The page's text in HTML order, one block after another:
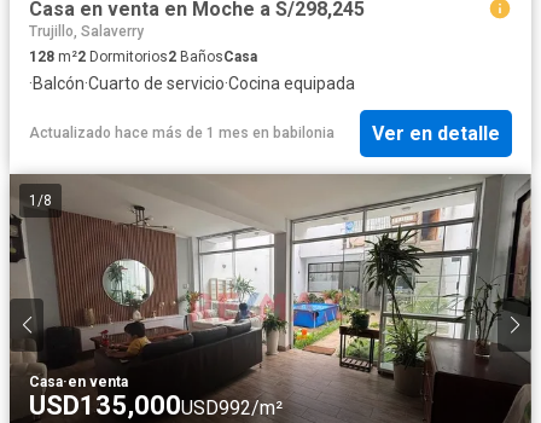
Casa en venta en Moche a S/298,245
Trujillo, Salaverry
128 m²2 Dormitorios2 BañosCasa
·Balcón·Cuarto de servicio·Cocina equipada
Actualizado hace más de 1 mes en babilonia Ver en detalle
1 /8
Casa·en venta
USD135,000USD992/m²